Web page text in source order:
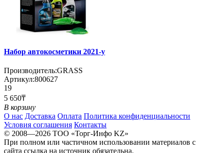
Набор автокосметики 2021-у
Производитель:GRASS
Артикул:800627
19
5 650₸
В корзину
О нас Доставка Оплата Политика конфиденциальности
Условия соглашения Контакты
© 2008—2026 TOO «Торг-Инфо KZ»
При полном или частичном использовании материалов с
сайта ссылка на источник обязательна.